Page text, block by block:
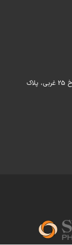
ایران، تهران، بزرگراه کردستان، بلوار آزادگان، خ 25 غربی، پلاک